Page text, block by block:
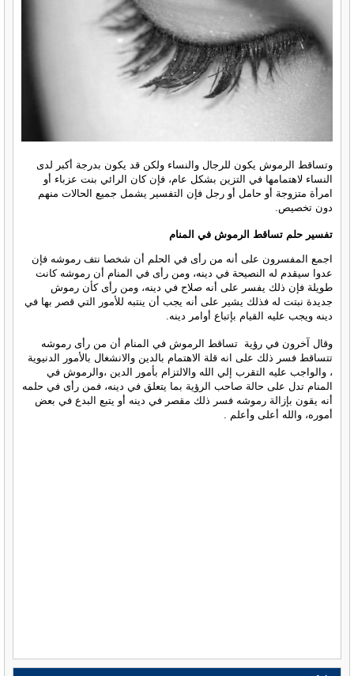
وتساقط الرموش يكون للرجال والنساء ولكن قد يكون بدرجة أكبر لدى
النساء لاهتمامها في التزين بشكل عام، فإن كان الرائي بنت عزباء أو
امرأة متزوجة أو حامل أو رجل فإن التفسير يشمل جميع الحالات منهم
دون تخصيص.
تفسير حلم تساقط الرموش في المنام
اجمع المفسرون على أنه من رأى في الحلم أن شخصا نتف رموشه فإن
عدوا سيقدم له النصيحة في دينه، ومن رأى في المنام أن رموشه كانت
طويلة فإن ذلك يفسر على أنه صلاح في دينه، ومن رأى كأن رموش
جديدة نبتت له فذلك يشير على أنه يجب أن ينتبه للأمور التي قصر بها في
دينه ويجب عليه القيام بإتباع أوامر دينه.
وقال آخرون في رؤية تساقط الرموش في المنام أن من رأى رموشه
تتساقط فسر ذلك على انه قلة الاهتمام بالدين والانشغال بالأمور الدنيوية
، والواجب عليه التقرب إلي الله والالتزام بأمور الدين ،والرموش في
المنام تدل على حالة صاحب الرؤية بما يتعلق في دينه، فمن رأى في حلمه
أنه يقون بإزالة رموشه فسر ذلك مقصر في دينه أو يتبع البدع في بعض
أموره، والله أعلى وأعلم .